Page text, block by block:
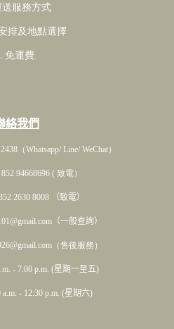
送服務方式
排及地點選擇
免運費.
絡我們
（Whatsapp/ Line/ WeChat）
( 致電）
8008 （致電）
（一般查詢）
（售後服務）
- 7:00 p.m. (星期一至五)
p.m. (星期六)